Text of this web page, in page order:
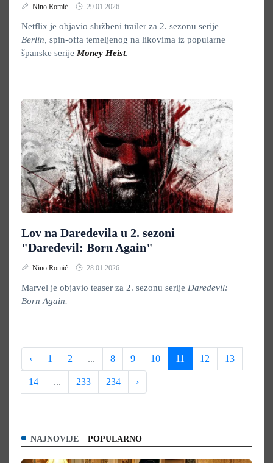
Nino Romić 29.01.2026.
Netflix je objavio službeni trailer za 2. sezonu serije
Berlin, spin-offa temeljenog na likovima iz popularne
španske serije Money Heist.
Lov na Daredevila u 2. sezoni
"Daredevil: Born Again"
Nino Romić 28.01.2026.
Marvel je objavio teaser za 2. sezonu serije Daredevil:
Born Again.
‹ 1 2 ... 8 9 10 11 12 13
14 ... 233 234 ›
NAJNOVIJE POPULARNO